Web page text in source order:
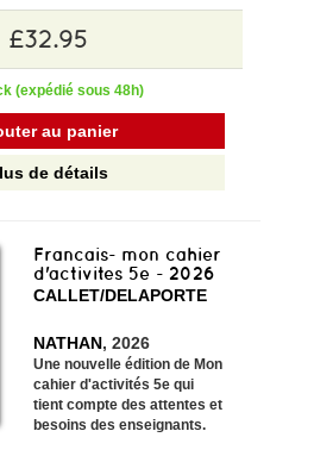
£32.95
(expédié sous 48h)
au panier
de détails
Francais- mon cahier
d'activites 5e - 2026
CALLET/DELAPORTE
NATHAN, 2026
Une nouvelle édition de Mon
cahier d'activités 5equi
tient compte des attentes et
besoins des enseignants.​